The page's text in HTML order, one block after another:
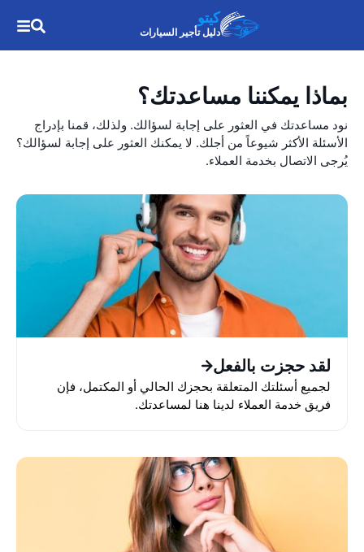
كيتو
دليل تأجير السيارات
بماذا يمكننا مساعدتك؟
نود مساعدتك في العثور على إجابة لسؤالك. ولذلك، قمنا بإدراج
الأسئلة الأكثر شيوعاً من أجلك. لا يمكنك العثور على إجابة لسؤالك؟
يُرجى الاتصال بخدمة العملاء.
لقد حجزت بالفعل
لجميع أسئلتك المتعلقة بحجزك الحالي أو المكتمل، فإن
فريق خدمة العملاء لدينا هنا لمساعدتك.